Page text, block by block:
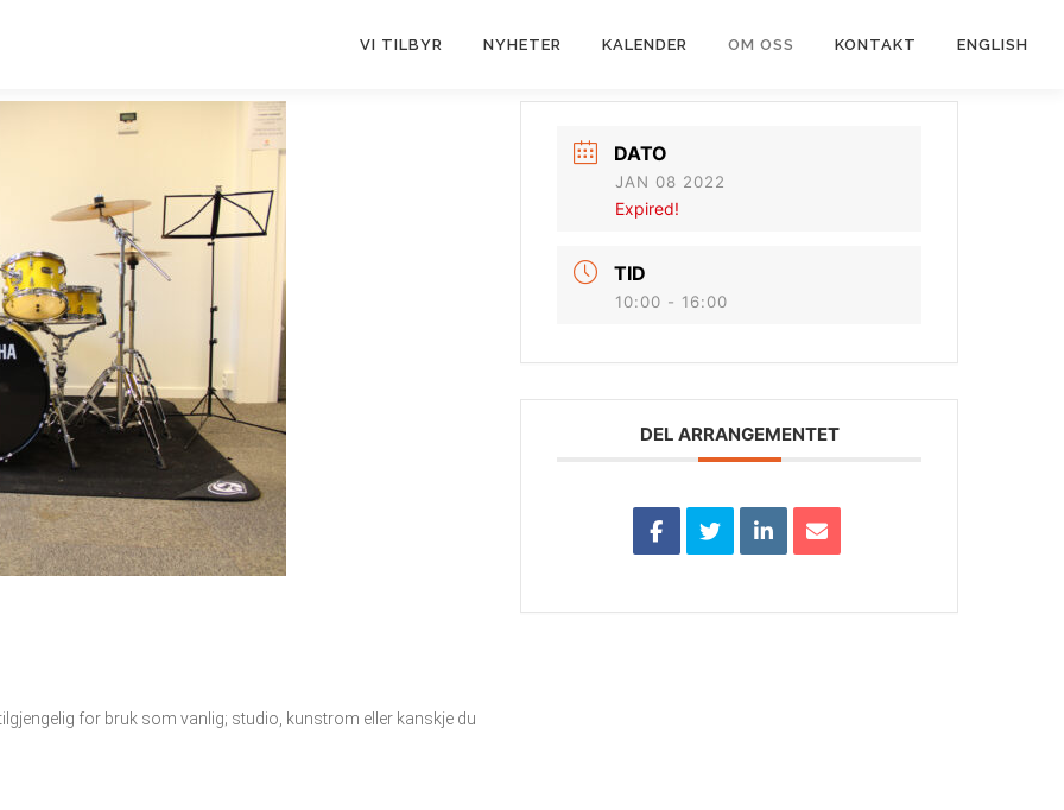
VI TILBYR NYHETER KALENDER OM OSS KONTAKT ENGLISH
for bruk som vanlig; studio, kunstrom eller kanskje du
DATO
JAN 08 2022
Expired!
TID
10:00 - 16:00
DEL ARRANGEMENTET